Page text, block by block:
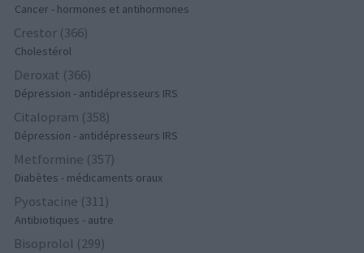
Cancer - hormones et antihormones
Crestor (366)
Cholestérol
Deroxat (366)
Dépression - antidépresseurs IRS
Citalopram (358)
Dépression - antidépresseurs IRS
Metformine (357)
Diabètes - médicaments oraux
Pyostacine (311)
Antibiotiques - autre
Bisoprolol (299)